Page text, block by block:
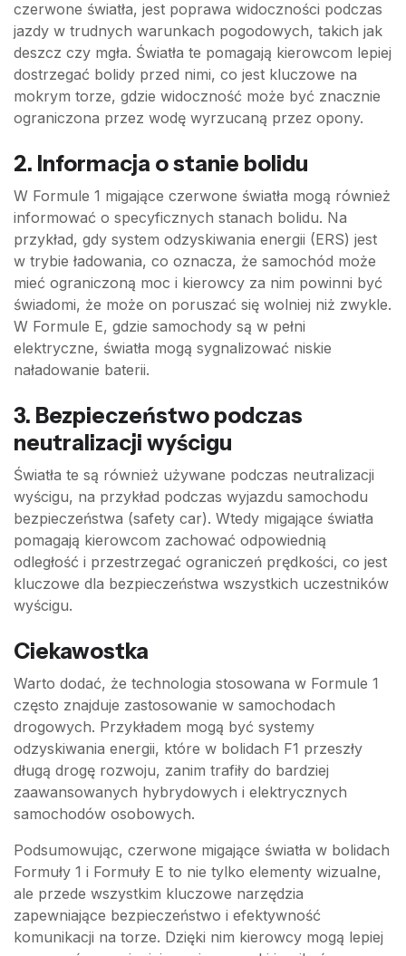
czerwone światła, jest poprawa widoczności podczas
jazdy w trudnych warunkach pogodowych, takich jak
deszcz czy mgła. Światła te pomagają kierowcom lepiej
dostrzegać bolidy przed nimi, co jest kluczowe na
mokrym torze, gdzie widoczność może być znacznie
ograniczona przez wodę wyrzucaną przez opony.
2. Informacja o stanie bolidu
W Formule 1 migające czerwone światła mogą również
informować o specyficznych stanach bolidu. Na
przykład, gdy system odzyskiwania energii (ERS) jest
w trybie ładowania, co oznacza, że samochód może
mieć ograniczoną moc i kierowcy za nim powinni być
świadomi, że może on poruszać się wolniej niż zwykle.
W Formule E, gdzie samochody są w pełni
elektryczne, światła mogą sygnalizować niskie
naładowanie baterii.
3. Bezpieczeństwo podczas
neutralizacji wyścigu
Światła te są również używane podczas neutralizacji
wyścigu, na przykład podczas wyjazdu samochodu
bezpieczeństwa (safety car). Wtedy migające światła
pomagają kierowcom zachować odpowiednią
odległość i przestrzegać ograniczeń prędkości, co jest
kluczowe dla bezpieczeństwa wszystkich uczestników
wyścigu.
Ciekawostka
Warto dodać, że technologia stosowana w Formule 1
często znajduje zastosowanie w samochodach
drogowych. Przykładem mogą być systemy
odzyskiwania energii, które w bolidach F1 przeszły
długą drogę rozwoju, zanim trafiły do bardziej
zaawansowanych hybrydowych i elektrycznych
samochodów osobowych.
Podsumowując, czerwone migające światła w bolidach
Formuły 1 i Formuły E to nie tylko elementy wizualne,
ale przede wszystkim kluczowe narzędzia
zapewniające bezpieczeństwo i efektywność
komunikacji na torze. Dzięki nim kierowcy mogą lepiej